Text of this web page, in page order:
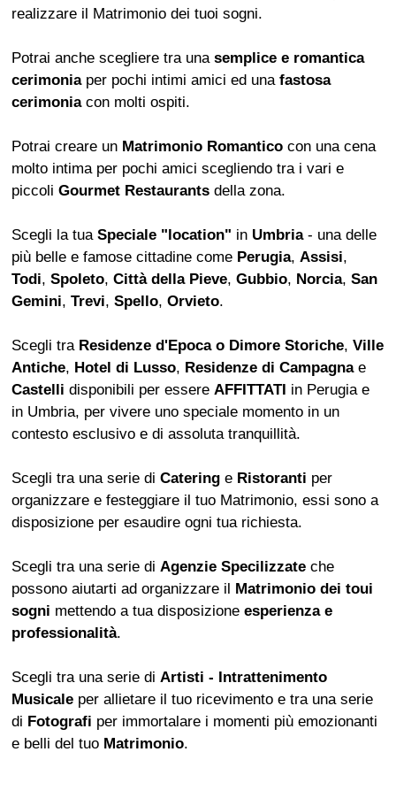
realizzare il Matrimonio dei tuoi sogni.
Potrai anche scegliere tra unasemplice e romantica
cerimoniaper pochi intimi amici ed unafastosa
cerimoniacon molti ospiti.
Potrai creare un Matrimonio Romantico con una cena
molto intima per pochi amici scegliendo tra i vari e
piccoliGourmet Restaurants della zona.
Scegli la tuaSpeciale "location" in Umbria- una delle
più belle e famose cittadine come Perugia,Assisi,
Todi,Spoleto,Città della Pieve,Gubbio, Norcia,San
Gemini,Trevi,Spello,Orvieto.
Scegli tra Residenze d'Epoca o Dimore Storiche,Ville
Antiche, Hotel di Lusso, Residenze di Campagnae
Castelli disponibili per essereAFFITTATI in Perugia e
in Umbria, per vivere uno speciale momento in un
contesto esclusivo e di assoluta tranquillità.
Scegli tra una serie diCatering e Ristoranti per
organizzare e festeggiare il tuo Matrimonio, essi sono a
disposizione per esaudire ogni tua richiesta.
Scegli tra una serie diAgenzie Specilizzate che
possono aiutarti ad organizzare il Matrimonio dei toui
sogni mettendo a tua disposizioneesperienza e
professionalità.
Scegli tra una serie diArtisti - Intrattenimento
Musicale per allietare il tuo ricevimento e tra una serie
di Fotografi per immortalare i momenti più emozionanti
e belli del tuo Matrimonio.